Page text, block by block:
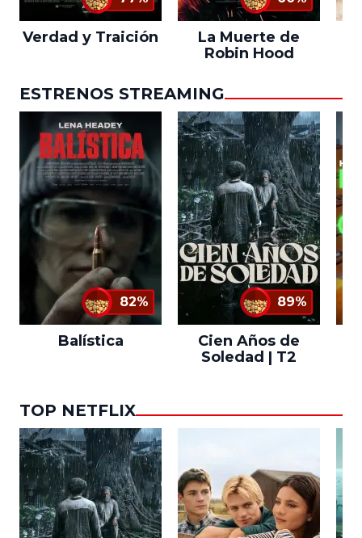
Verdad y Traición
La Muerte de
Robin Hood
ESTRENOS STREAMING
82%
Balística
89%
Cien Años de
Soledad | T2
TOP NETFLIX